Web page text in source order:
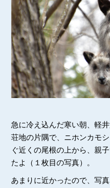
急に冷え込んだ寒い朝、軽
荘地の片隅で、ニホンカモ
ぐ近くの尾根の上から、親
たよ（１枚目の写真）。
あまりに近かったので、写